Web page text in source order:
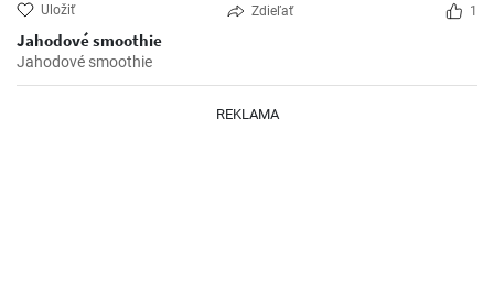
Uložiť Zdieľať 1
Jahodové smoothie
Jahodové smoothie
REKLAMA